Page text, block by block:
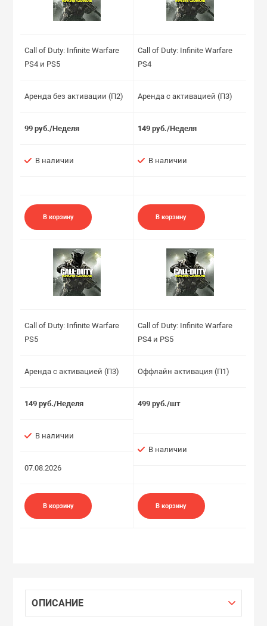
Call of Duty: Infinite Warfare
PS4 и PS5
Аренда без активации (П2)
99 руб./Неделя
В наличии
В корзину
Call of Duty: Infinite Warfare
PS4
Аренда с активацией (П3)
149 руб./Неделя
В наличии
В корзину
Call of Duty: Infinite Warfare
PS5
Аренда с активацией (П3)
149 руб./Неделя
В наличии
07.08.2026
В корзину
Call of Duty: Infinite Warfare
PS4 и PS5
Оффлайн активация (П1)
499 руб./шт
В наличии
В корзину
ОПИСАНИЕ